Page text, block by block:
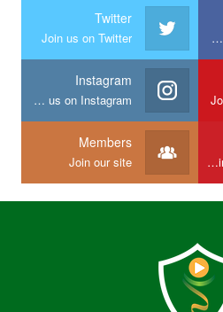
Join us on Facebook
Twitter
Join us on Twitter
Instagram
Join us on Instagram
Join us on Pinterest
Members
Join our site